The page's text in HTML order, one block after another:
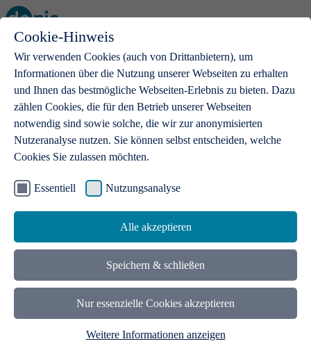
Cookie-Hinweis
Wir verwenden Cookies (auch von Drittanbietern), um
Informationen über die Nutzung unserer Webseiten zu erhalten
und Ihnen das bestmögliche Webseiten-Erlebnis zu bieten. Dazu
zählen Cookies, die für den Betrieb unserer Webseiten
notwendig sind sowie solche, die wir zur anonymisierten
Nutzeranalyse nutzen. Sie können selbst entscheiden, welche
Cookies Sie zulassen möchten.
Essentiell Nutzungsanalyse
Alle akzeptieren
Speichern & schließen
Nur essenzielle Cookies akzeptieren
Weitere Informationen anzeigen
Open main menu
.de-Domains
Mit einer .de-Domain erhalten Ideen eine Bühne